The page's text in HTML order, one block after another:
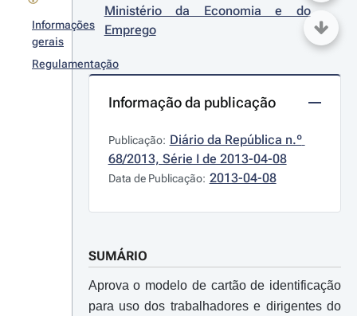
Informações
gerais
Regulamentação
Ministério da Economia e do
Emprego
Informação da publicação
Publicação: Diário da República n.º
68/2013, Série I de 2013-04-08
Data de Publicação: 2013-04-08
SUMÁRIO
Aprova o modelo de cartão de identificação
para uso dos trabalhadores e dirigentes do